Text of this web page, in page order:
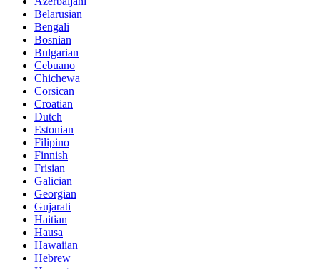
Belarusian
Bengali
Bosnian
Bulgarian
Cebuano
Chichewa
Corsican
Croatian
Dutch
Estonian
Filipino
Finnish
Frisian
Galician
Georgian
Gujarati
Haitian
Hausa
Hawaiian
Hebrew